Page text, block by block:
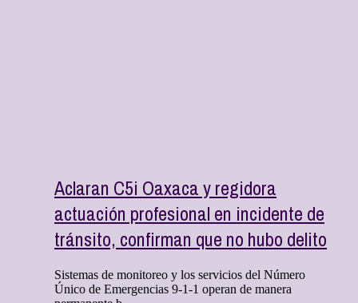
Aclaran C5i Oaxaca y regidora
actuación profesional en incidente de
tránsito, confirman que no hubo delito
Sistemas de monitoreo y los servicios del Número
Único de Emergencias 9-1-1 operan de manera